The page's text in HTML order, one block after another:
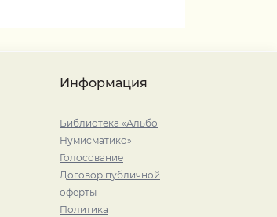
Информация
Библиотека «Альбо
Нумисматико»
Голосование
Договор публичной
оферты
Политика